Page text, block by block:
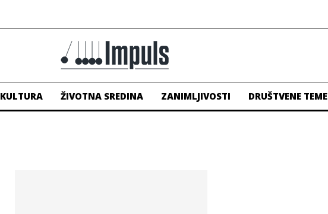
KULTURA ŽIVOTNA SREDINA ZANIMLJIVOSTI DRUŠTVENE TEME